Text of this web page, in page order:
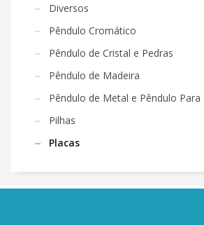
Diversos
Pêndulo Cromático
Pêndulo de Cristal e Pedras
Pêndulo de Madeira
Pêndulo de Metal e Pêndulo
Pilhas
Placas